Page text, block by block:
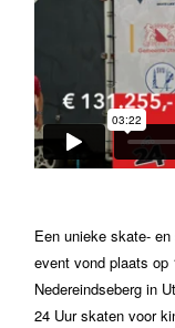
Een unieke skate-
event vond plaats op
Nedereindseberg in
24 Uur skaten voor